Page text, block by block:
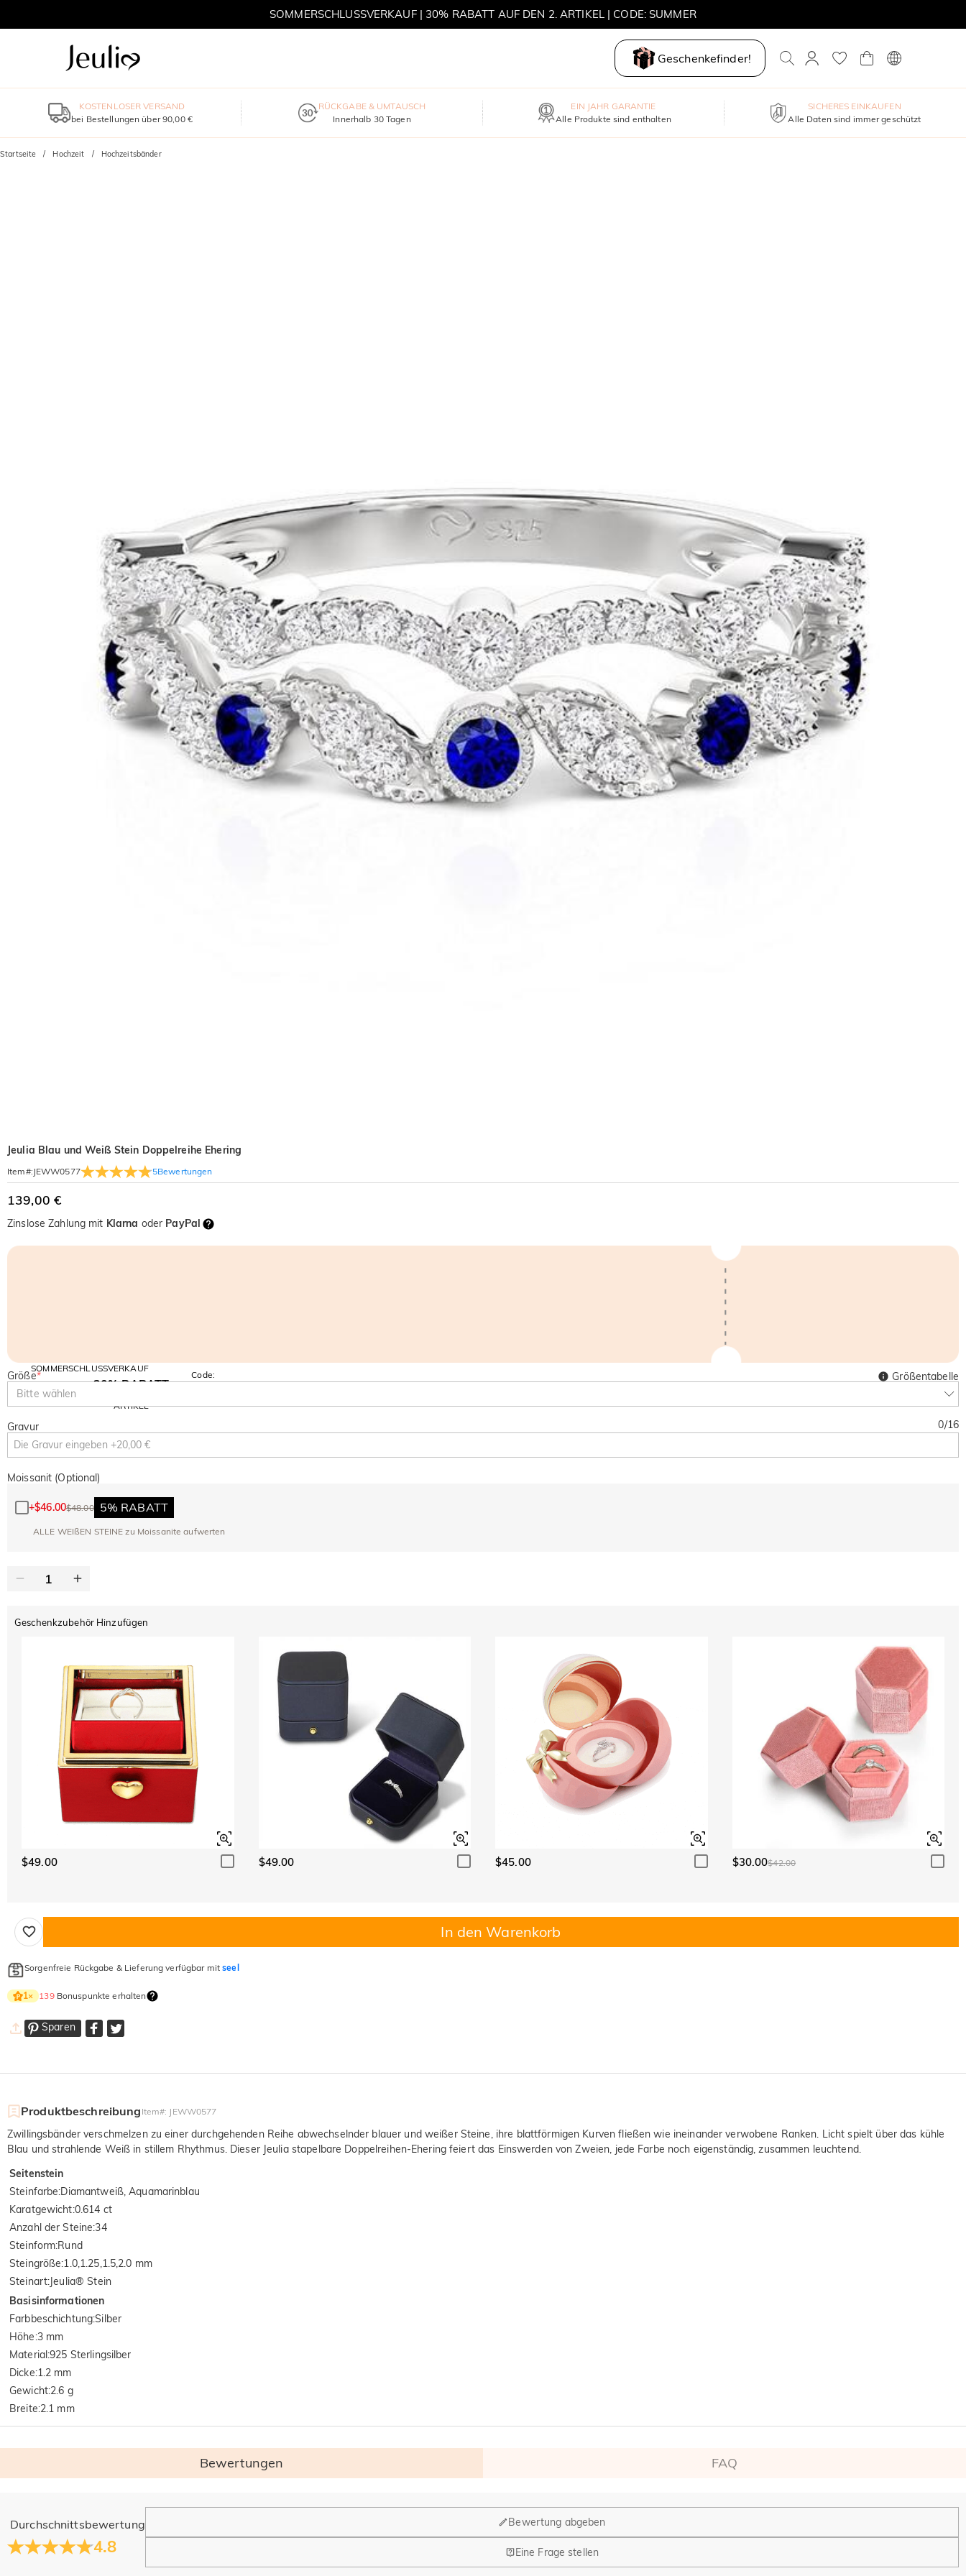
SOMMERSCHLUSSVERKAUF | 30% RABATT AUF DEN 2. ARTIKEL | CODE: SUMMER
Geschenkefinder!
KOSTENLOSER VERSAND
bei Bestellungen über 90,00 €
RÜCKGABE & UMTAUSCH
Innerhalb 30 Tagen
EIN JAHR GARANTIE
Alle Produkte sind enthalten
SICHERES EINKAUFEN
Alle Daten sind immer geschützt
Startseite Hochzeit Hochzeitsbänder
Jeulia Blau und Weiß Stein Doppelreihe Ehering
Item#: JEWW0577 5Bewertungen
139,00 €
Zinslose Zahlung mit Klarna oder PayPal
SOMMERSCHLUSSVERKAUF
10% RABATT
AUF ALLES
30% RABATT
ARTIKEL
Code:
SUMMER
Größe*
Bitte wählen
Größentabelle
Gravur 0/16
Moissanit (Optional)
+$46.00$48.00 5% RABATT
ALLE WEIßEN STEINE zu Moissanite aufwerten
Geschenkzubehör Hinzufügen
$49.00 $49.00 $45.00 $30.00$42.00
In den Warenkorb
Sorgenfreie Rückgabe & Lieferung verfügbar mitseel
1× 139Bonuspunkte erhalten
Sparen
Produktbeschreibung Item#: JEWW0577
Zwillingsbänder verschmelzen zu einer durchgehenden Reihe abwechselnder blauer und weißer Steine, ihre blattförmigen Kurven fließen wie ineinander verwobene Ranken. Licht spielt über das kühle
Blau und strahlende Weiß in stillem Rhythmus. Dieser Jeulia stapelbare Doppelreihen-Ehering feiert das Einswerden von Zweien, jede Farbe noch eigenständig, zusammen leuchtend.
Seitenstein
Steinfarbe:Diamantweiß, Aquamarinblau
Karatgewicht:0.614 ct
Anzahl der Steine:34
Steinform:Rund
Steingröße:1.0,1.25,1.5,2.0 mm
Steinart:Jeulia® Stein
Basisinformationen
Farbbeschichtung:Silber
Höhe:3 mm
Material:925 Sterlingsilber
Dicke:1.2 mm
Gewicht:2.6 g
Breite:2.1 mm
Bewertungen FAQ
Durchschnittsbewertung
4.8
Bewertung abgeben
Eine Frage stellen
Allgemein
Wo befindet sich Ihr Unternehmen?
Unser Hauptbüro befindet sich in Los Angeles, Kalifornien, während Design und Fertigung ihren Hauptsitz in Hongkong (China) haben.